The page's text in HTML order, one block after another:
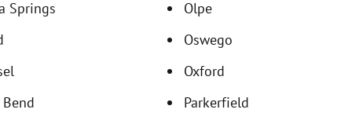
Springs
Olpe
Oswego
Oxford
Parkerfield